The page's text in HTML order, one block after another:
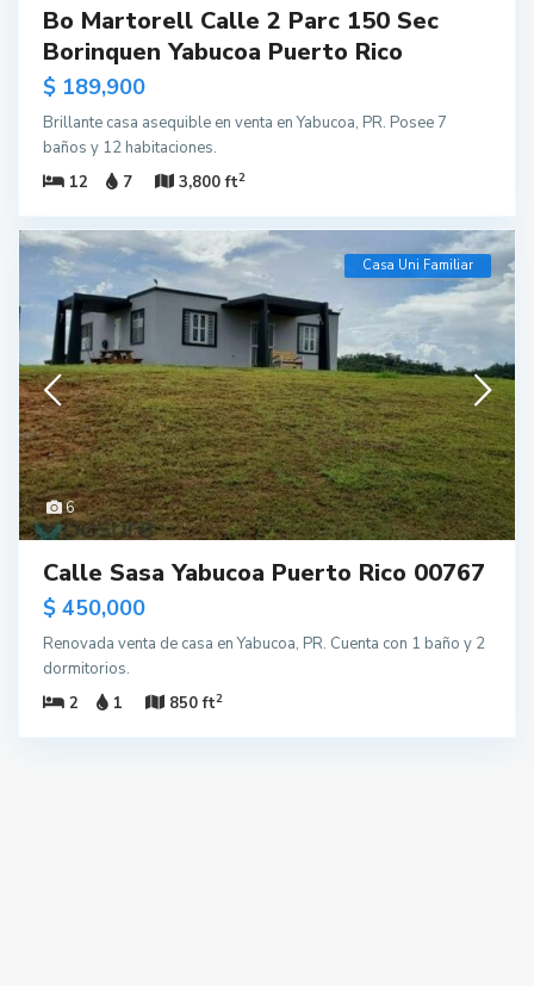
Bo Martorell Calle 2 Parc 150 Sec
Borinquen Yabucoa Puerto Rico
$ 189,900
Brillante casa asequible en venta en Yabucoa, PR. Posee 7
baños y 12 habitaciones.
12
7 3,800 ft2
6
Casa Uni Familiar
Calle Sasa Yabucoa Puerto Rico 00767
$ 450,000
Renovada venta de casa en Yabucoa, PR. Cuenta con 1 baño y 2
dormitorios.
2
1 850 ft2